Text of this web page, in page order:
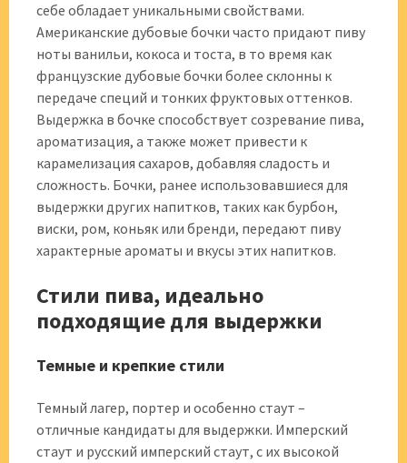
себе обладает уникальными свойствами.
Американские дубовые бочки часто придают пиву
ноты ванильи, кокоса и тоста, в то время как
французские дубовые бочки более склонны к
передаче специй и тонких фруктовых оттенков.
Выдержка в бочке способствует созревание пива,
ароматизация, а также может привести к
карамелизация сахаров, добавляя сладость и
сложность. Бочки, ранее использовавшиеся для
выдержки других напитков, таких как бурбон,
виски, ром, коньяк или бренди, передают пиву
характерные ароматы и вкусы этих напитков.
Стили пива, идеально
подходящие для выдержки
Темные и крепкие стили
Темный лагер, портер и особенно стаут –
отличные кандидаты для выдержки. Имперский
стаут и русский имперский стаут, с их высокой